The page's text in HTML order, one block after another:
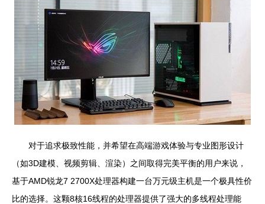
对于追求极致性能，并希望在高端游戏体验与专业图形设计
（如3D建模、视频剪辑、渲染）之间取得完美平衡的用户来说，
基于AMD锐龙7 2700X处理器构建一台万元级主机是一个极具性价
比的选择。这颗8核16线程的处理器提供了强大的多线程处理能